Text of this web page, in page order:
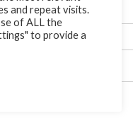
and repeat visits.
of ALL the
to provide a